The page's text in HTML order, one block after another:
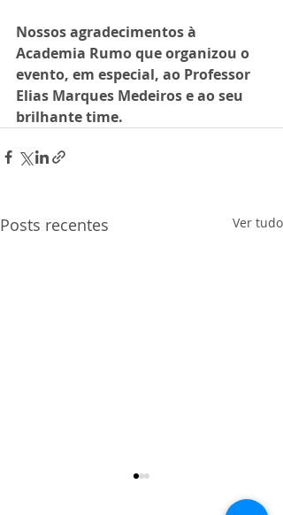
Nossos agradecimentos à
Academia Rumo que organizou o
evento, em especial, ao Professor
Elias Marques Medeiros e ao seu
brilhante time.
Posts recentes Ver tudo